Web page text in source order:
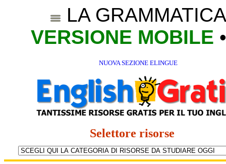
LA
VERSIONE MOBILE
NUOVA SEZIONE ELINGUE
Selettore risorse